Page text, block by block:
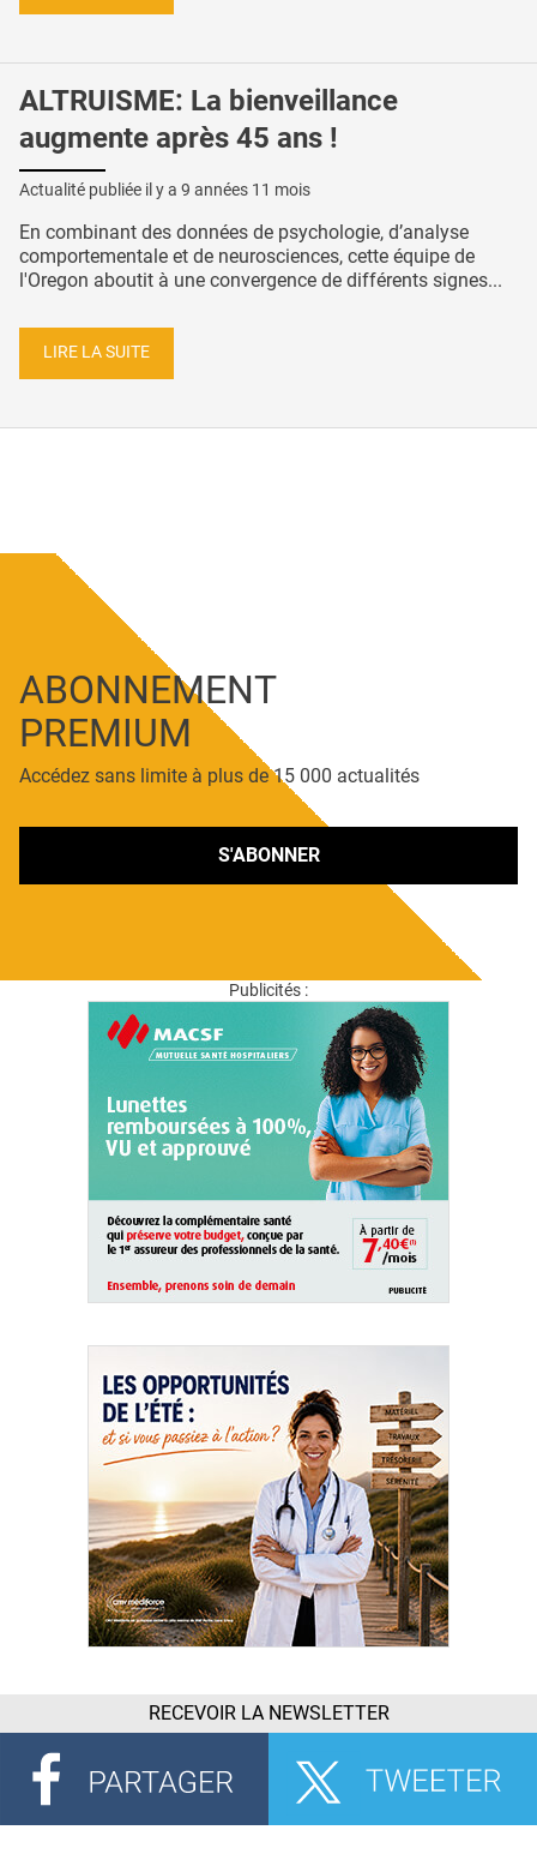
ALTRUISME: La bienveillance
augmente après 45 ans !
Actualité publiée il y a 9 années 11 mois
En combinant des données de psychologie, d’analyse
comportementale et de neurosciences, cette équipe de
l'Oregon aboutit à une convergence de différents signes...
LIRE LA SUITE
ABONNEMENT
PREMIUM
Accédez sans limite à plus de 15 000 actualités
S'ABONNER
Publicités :
RECEVOIR LA NEWSLETTER